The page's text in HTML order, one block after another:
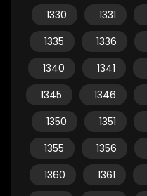
1330
1331
1335
1336
1340
1341
1345
1346
1350
1351
1355
1356
1360
1361